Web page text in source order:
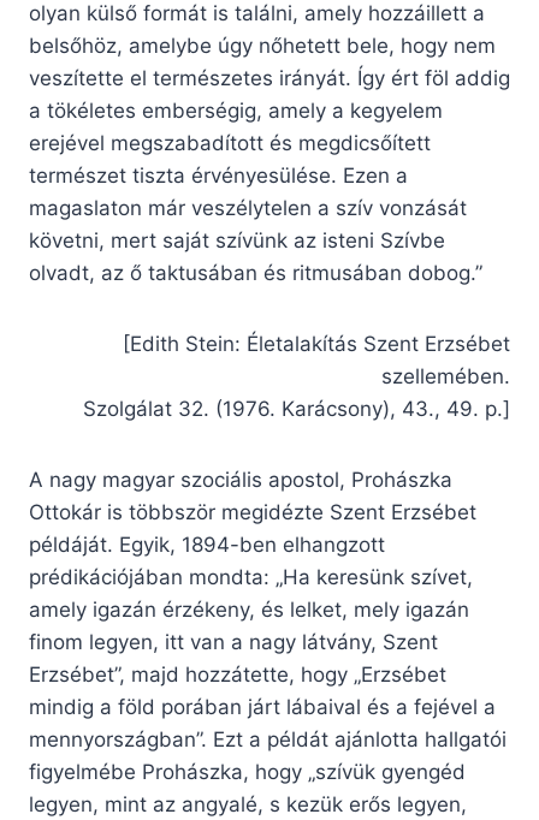
olyan külső formát is találni, amely hozzáillett a
belsőhöz, amelybe úgy nőhetett bele, hogy nem
veszítette el természetes irányát. Így ért föl addig
a tökéletes emberségig, amely a kegyelem
erejével megszabadított és megdicsőített
természet tiszta érvényesülése. Ezen a
magaslaton már veszélytelen a szív vonzását
követni, mert saját szívünk az isteni Szívbe
olvadt, az ő taktusában és ritmusában dobog.”
[Edith Stein: Életalakítás Szent Erzsébet
szellemében.
Szolgálat 32. (1976. Karácsony), 43., 49. p.]
A nagy magyar szociális apostol, Prohászka
Ottokár is többször megidézte Szent Erzsébet
példáját. Egyik, 1894-ben elhangzott
prédikációjában mondta: „Ha keresünk szívet,
amely igazán érzékeny, és lelket, mely igazán
finom legyen, itt van a nagy látvány, Szent
Erzsébet”, majd hozzátette, hogy „Erzsébet
mindig a föld porában járt lábaival és a fejével a
mennyországban”. Ezt a példát ajánlotta hallgatói
figyelmébe Prohászka, hogy „szívük gyengéd
legyen, mint az angyalé, s kezük erős legyen,